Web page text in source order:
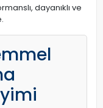
dayanıklı ve